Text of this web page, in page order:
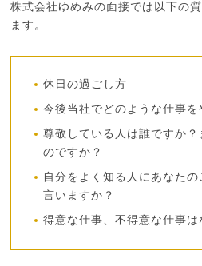
株式会社ゆめみの面接では以下の
ます。
休日の過ごし方
今後当社でどのような仕事
尊敬している人は誰ですか？
のですか？
自分をよく知る人にあなた
言いますか？
得意な仕事、不得意な仕事は